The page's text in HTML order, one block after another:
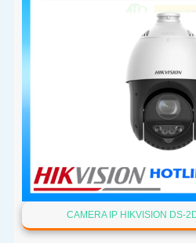
CAMERA IP HIKVISION DS-